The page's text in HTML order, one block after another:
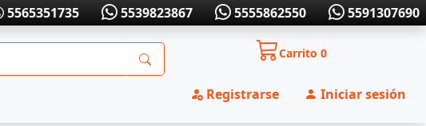
5565351735 5539823867 5555862550 5591307690
Carrito0
Registrarse Iniciar sesión